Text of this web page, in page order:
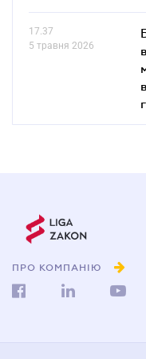
17.37
5 травня 2026
ПРО КОМПАНІЮ